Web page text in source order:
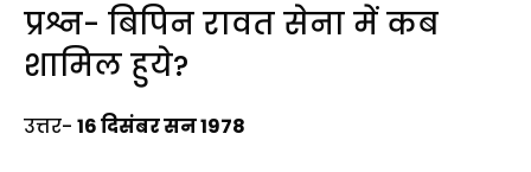
प्रश्न- बिपिन रावत सेना में कब
शामिल हुये?
उत्तर- 16 दिसंबर सन 1978